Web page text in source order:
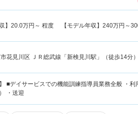
】 20.0万円～ 程度 【モデル年収】 240万円～
花見川区 ＪＲ総武線「新検見川駅」（徒歩14分
】 ■デイサービスでの機能訓練指導員業務全般 ・
・送迎